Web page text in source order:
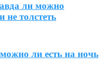
ли можно
не толстеть
ли есть на ночь